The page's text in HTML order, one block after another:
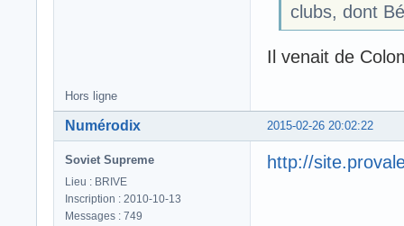
clubs, dont
Il venait de
Hors ligne
2015-02-26 20:02:22
Numérodix
Soviet Supreme
Lieu : BRIVE
Inscription : 2010-10-13
Messages : 749
http://